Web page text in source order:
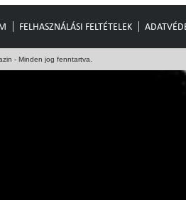
FELHASZNÁLÁSI FELTÉTELEK
- Minden jog fenntartva.